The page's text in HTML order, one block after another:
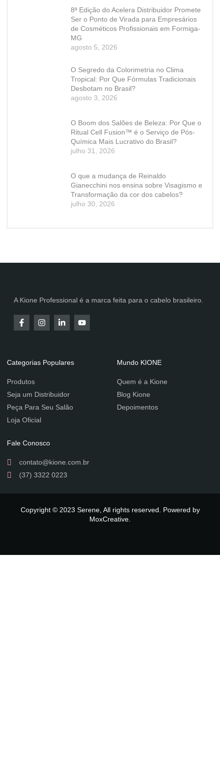
8ª Edição do Acelera Distribuidor Promete
Ser o Ponto de Virada para Empresários
de Cosméticos Profissionais em Formiga-
MG
agosto 5, 2026
O Segredo da Colorimetria no Clima
Tropical: Por Que Fórmulas Tradicionais
Desbotam no Brasil?
agosto 3, 2026
O Boom dos Salões de Beleza: Por Que o
Ritual Cell Fusion™ é o Serviço de Pós-
Química Mais Lucrativo do Brasil?
julho 31, 2026
O que a mudança de Reinaldo
Gianecchini nos ensina sobre Visagismo e
Transformação da cor dos cabelos?
julho 30, 2026
A Kione Professional é a marca feita para o cabelo brasileiro.
Categorias Populares
Produtos
Seja um Distribuidor
Peça Para Seu Salão
Loja Oficial
Mundo KIONE
Quem é a Kione
Blog Kione
Depoimentos
Fale Conosco
contato@kione.com.br
(37) 3322 0223
Copyright © 2023 Serene, All rights reserved. Powered by
MoxCreative.